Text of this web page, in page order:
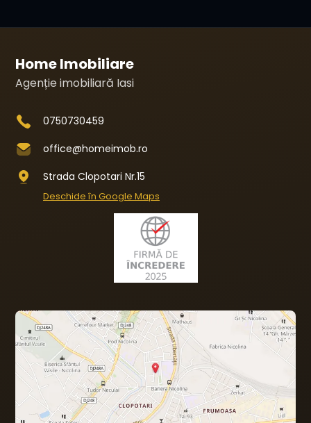
Home Imobiliare
Agenție imobiliară Iasi
0750730459
office@homeimob.ro
Strada Clopotari Nr.15
Deschide în Google Maps